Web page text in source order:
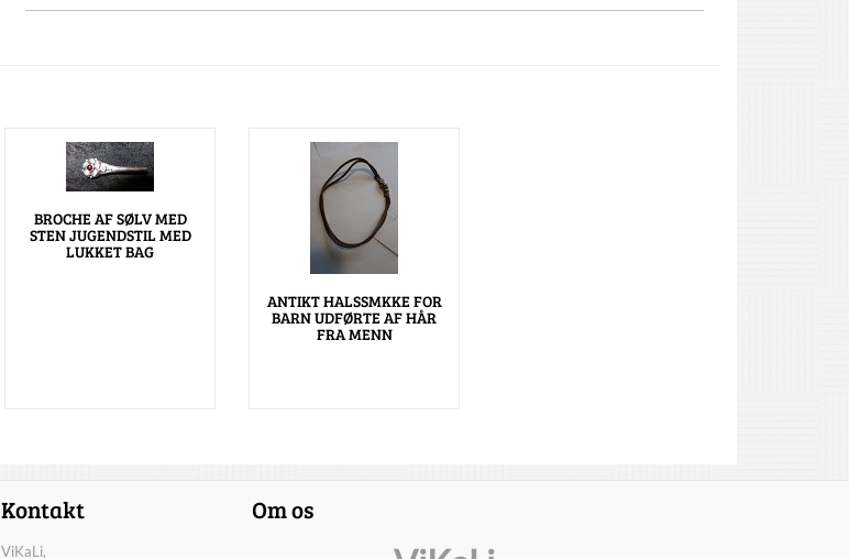
BROCHE AF SØLV MED
STEN JUGENDSTIL MED
LUKKET BAG
ANTIKT HALSSMKKE FOR
BARN UDFØRTE AF HÅR
FRA MENN
Kontakt
ViKaLi,
Om os